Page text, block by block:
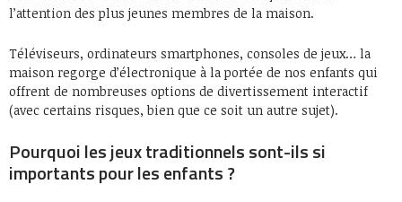
l’attention des plus jeunes membres de la maison.
Téléviseurs, ordinateurs smartphones, consoles de jeux… la
maison regorge d’électronique à la portée de nos enfants qui
offrent de nombreuses options de divertissement interactif
(avec certains risques, bien que ce soit un autre sujet).
Pourquoi les jeux traditionnels sont-ils si
importants pour les enfants ?